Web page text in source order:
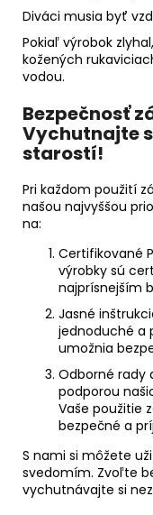
Diváci musia byť
Pokiaľ výrobok
kožených
vodou.
Bezpečnosť
Vychutnajte
starostí!
Pri každom použití
našou najvyššou
na:
Certifikované
výrobky sú
najprísnejším
Jasné
jednoduché a
umožnia
Odborné rady
podporou
Vaše použitie
bezpečné a
S nami si môžete
svedomím. Zvoľte
vychutnávajte si